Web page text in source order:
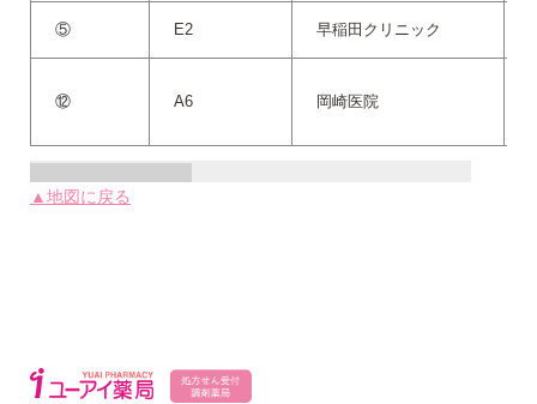
⑤ E2 早稲田クリニック
⑫ A6 岡崎医院
▲地図に戻る